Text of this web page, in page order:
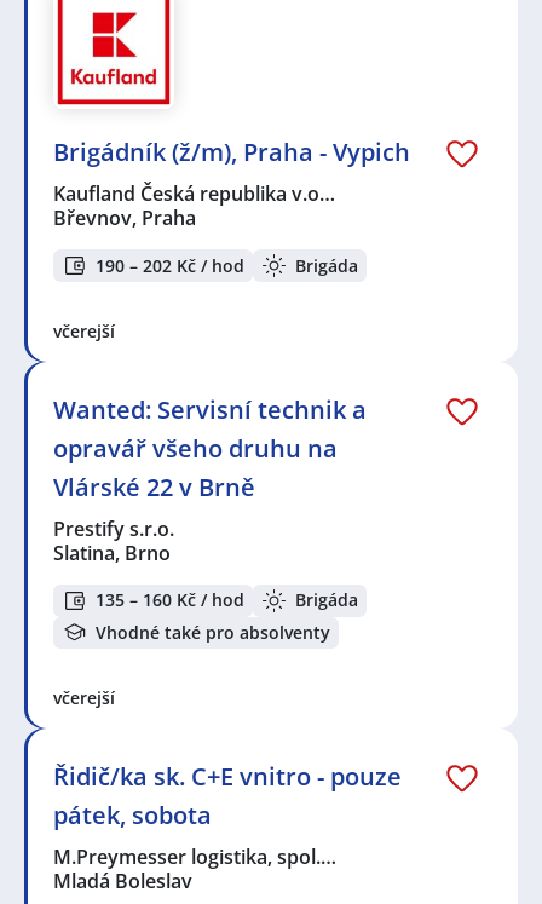
Brigádník (ž/m), Praha - Vypich
Kaufland Česká republika v.o…
Břevnov, Praha
190 – 202 Kč / hod Brigáda
včerejší
Wanted: Servisní technik a
opravář všeho druhu na
Vlárské 22 v Brně
Prestify s.r.o.
Slatina, Brno
135 – 160 Kč / hod
Brigáda
Vhodné také pro absolventy
včerejší
Řidič/ka sk. C+E vnitro - pouze
pátek, sobota
M.Preymesser logistika, spol.…
Mladá Boleslav